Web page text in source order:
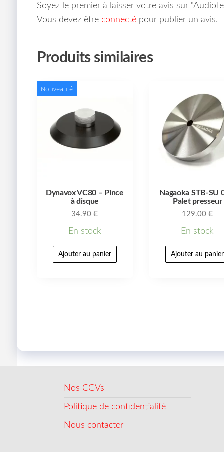
Soyez le premier à laisser votre avis sur
Vous devez être connectépour publier un avis.
Produits similaires
Nouveauté
Dynavox VC80 – Pince
à disque
34.90€
En stock
Ajouter au panier
Nagaoka STB-SU
Palet presseur
129.00€
En stock
Ajouter au panier
Nos CGVs
Politique de confidentialité
Nous contacter